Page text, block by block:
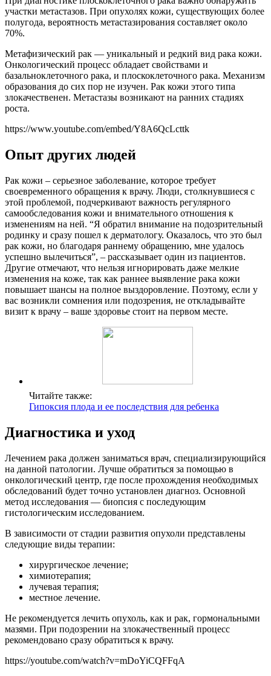
участки метастазов. При опухолях кожи, существующих более
полугода, вероятность метастазирования составляет около
70%.
Метафизический рак — уникальный и редкий вид рака кожи.
Онкологический процесс обладает свойствами и
базальноклеточного рака, и плоскоклеточного рака. Механизм
образования до сих пор не изучен. Рак кожи этого типа
злокачественен. Метастазы возникают на ранних стадиях
роста.
https://www.youtube.com/embed/Y8A6QcLcttk
Опыт других людей
Рак кожи – серьезное заболевание, которое требует
своевременного обращения к врачу. Люди, столкнувшиеся с
этой проблемой, подчеркивают важность регулярного
самообследования кожи и внимательного отношения к
изменениям на ней. “Я обратил внимание на подозрительный
родинку и сразу пошел к дерматологу. Оказалось, что это был
рак кожи, но благодаря раннему обращению, мне удалось
успешно вылечиться”, – рассказывает один из пациентов.
Другие отмечают, что нельзя игнорировать даже мелкие
изменения на коже, так как раннее выявление рака кожи
повышает шансы на полное выздоровление. Поэтому, если у
вас возникли сомнения или подозрения, не откладывайте
визит к врачу – ваше здоровье стоит на первом месте.
Читайте также:
Гипоксия плода и ее последствия для ребенка
Диагностика и уход
Лечением рака должен заниматься врач, специализирующийся
на данной патологии. Лучше обратиться за помощью в
онкологический центр, где после прохождения необходимых
обследований будет точно установлен диагноз. Основной
метод исследования — биопсия с последующим
гистологическим исследованием.
В зависимости от стадии развития опухоли представлены
следующие виды терапии:
хирургическое лечение;
химиотерапия;
лучевая терапия;
местное лечение.
Не рекомендуется лечить опухоль, как и рак, гормональными
мазями. При подозрении на злокачественный процесс
рекомендовано сразу обратиться к врачу.
https://youtube.com/watch?v=mDoYiCQFFqA